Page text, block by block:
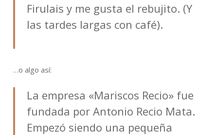
Firulais y me gusta el rebujito. (Y
las tardes largas con café).
…o algo así:
La empresa «Mariscos Recio» fue
fundada por Antonio Recio Mata.
Empezó siendo una pequeña